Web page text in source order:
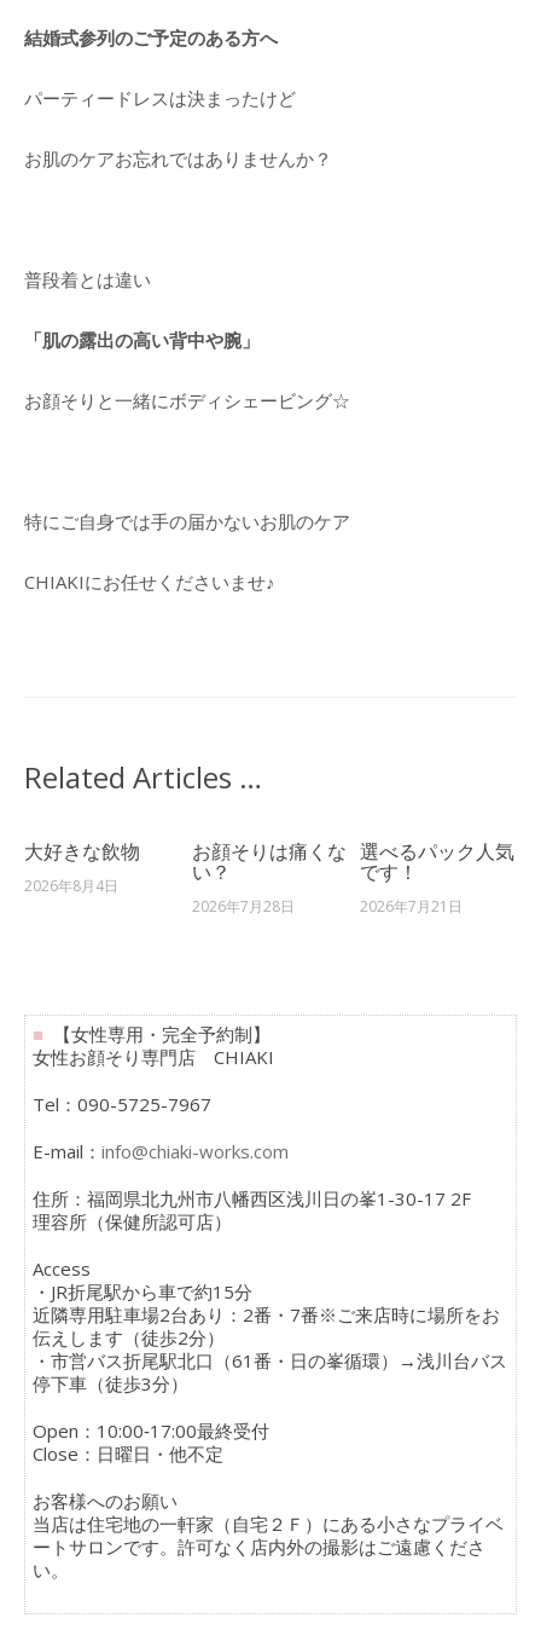
項
く
質
セ
問
い
わ
せ
結婚式参列のご予定のある方へ
パーティードレスは決まったけど
お肌のケアお忘れではありませんか？
普段着とは違い
「肌の露出の高い背中や腕」
お顔そりと一緒にボディシェービング☆
特にご自身では手の届かないお肌のケア
CHIAKIにお任せくださいませ♪
Related Articles …
大好きな飲物
2026年8月4日
お顔そりは痛くな
い？
2026年7月28日
選べるパック人気
です！
2026年7月21日
■
【女性専用・完全予約制】
女性お顔そり専門店 CHIAKI
Tel：090-5725-7967
E-mail： info@chiaki-works.com
住所：福岡県北九州市八幡西区浅川日の峯1-30-17 2F
理容所（保健所認可店）
Access
・JR折尾駅から車で約15分
近隣専用駐車場2台あり：2番・7番※ご来店時に場所をお
伝えします（徒歩2分）
・市営バス折尾駅北口（61番・日の峯循環）→浅川台バス
停下車（徒歩3分）
Open：10:00‐17:00最終受付
Close：日曜日・他不定
お客様へのお願い
当店は住宅地の一軒家（自宅２Ｆ）にある小さなプライベ
ートサロンです。許可なく店内外の撮影はご遠慮くださ
い。